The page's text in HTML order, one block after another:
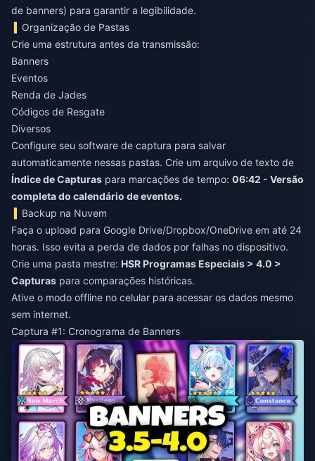
de banners) para garantir a legibilidade.
Organização de Pastas
Crie uma estrutura antes da transmissão:
Banners
Eventos
Renda de Jades
Códigos de Resgate
Diversos
Configure seu software de captura para salvar
automaticamente nessas pastas. Crie um arquivo de texto de
Índice de Capturas para marcações de tempo: 06:42 - Versão
completa do calendário de eventos.
Backup na Nuvem
Faça o upload para Google Drive/Dropbox/OneDrive em até 24
horas. Isso evita a perda de dados por falhas no dispositivo.
Crie uma pasta mestre: HSR Programas Especiais > 4.0 >
Capturas para comparações históricas.
Ative o modo offline no celular para acessar os dados mesmo
sem internet.
Captura #1: Cronograma de Banners